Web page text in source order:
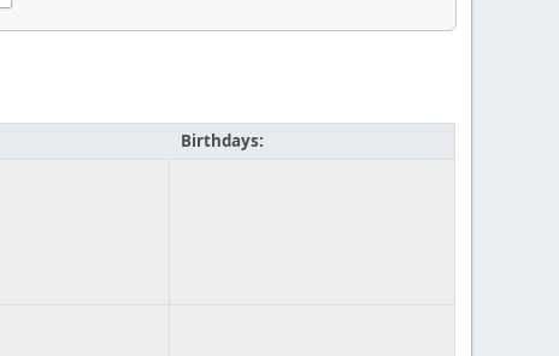
Birthdays: